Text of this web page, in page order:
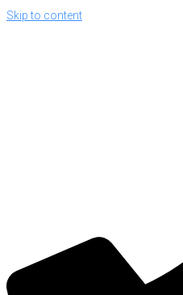
Skip to content